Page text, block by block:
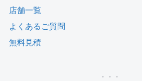
店舗一覧
よくあるご質問
無料見積